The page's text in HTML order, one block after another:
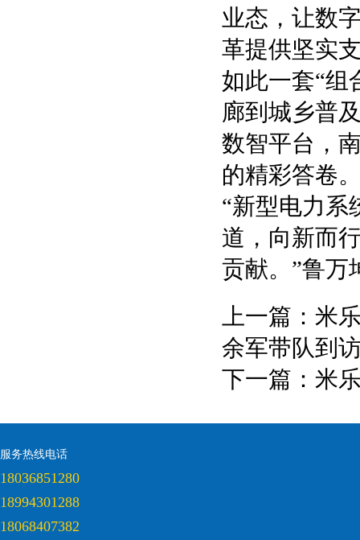
业态，让数
革提供坚实
如此一套“组
廊到城乡普
数智平台，
的精彩答卷
“新型电力系
道，向新而
贡献。”鲁万
上一篇： 米
余军带队到
下一篇： 米
服务热线电话
18036851280
18994301288
18068407382